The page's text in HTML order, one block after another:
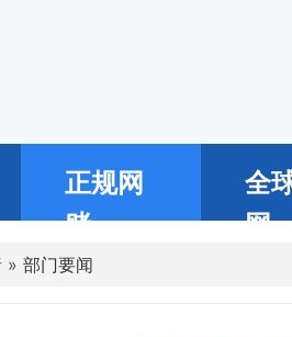
正规网
赌
全
网
» 部门要闻